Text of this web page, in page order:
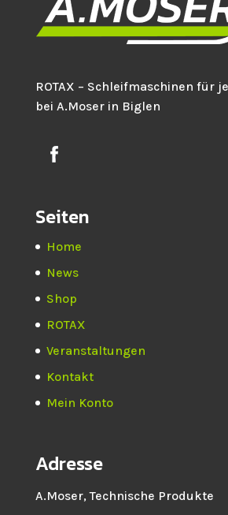
ROTAX – Schleifmaschinen für
bei A.Moser in Biglen
Seiten
Home
News
Shop
ROTAX
Veranstaltungen
Kontakt
Mein Konto
Adresse
A.Moser, Technische Produkte